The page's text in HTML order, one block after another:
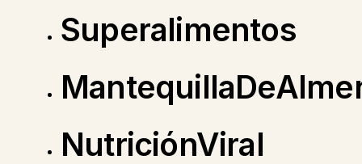
Superalimentos
NutriciónViral